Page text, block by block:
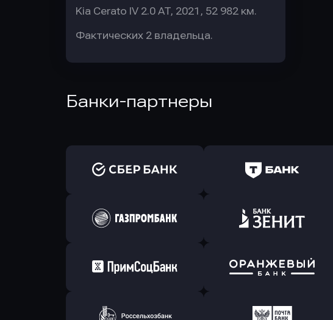
Kia Cerato IV 2.0 AT, 2021, 52 982 км.
Фактических 2 владельца.
Банки-партнеры
Оправить заявку
в Сбербанк
Оправить заявку
в Т-Банк (Тинькофф)
Оправить заявку
в Газпромбанк
Оправить заявку
в Зенит Банк
Оправить заявку
Оправить заявку